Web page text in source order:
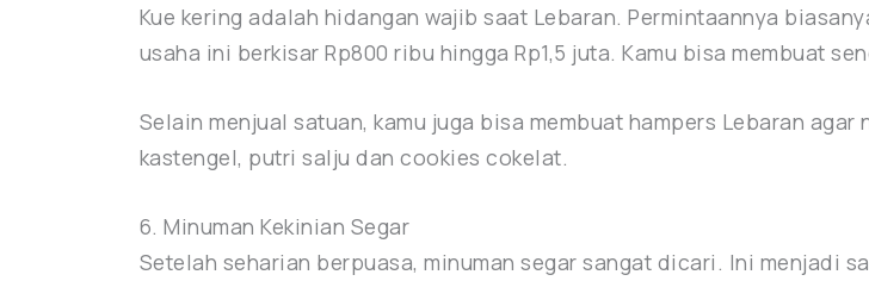
Kue kering adalah hidangan wajib saat Lebaran. Permintaannya
usaha ini berkisar Rp800 ribu hingga Rp1,5 juta. Kamu bisa membuat
Selain menjual satuan, kamu juga bisa membuat hampers Lebaran
kastengel, putri salju dan cookies cokelat.
6. Minuman Kekinian Segar
Setelah seharian berpuasa, minuman segar sangat dicari. Ini menjadi